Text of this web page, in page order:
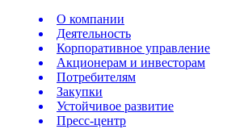
О компании
Деятельность
Корпоративное управление
Акционерам и инвесторам
Потребителям
Закупки
Устойчивое развитие
Пресс-центр